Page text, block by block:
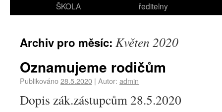
ŠKOLA
ředitelny
Archiv pro měsíc: Květen 2020
Oznamujeme rodičům
Publikováno28.5.2020 | Autor: admin
Dopis zák.zástupcům 28.5.2020